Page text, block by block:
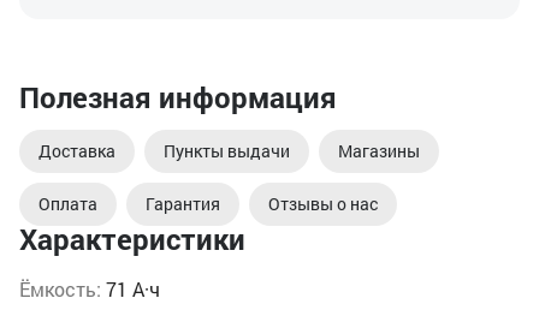
Характеристики
Ёмкость: 71 А·ч
Полезная информация
Доставка Пункты выдачи Магазины
Оплата Гарантия Отзывы о нас